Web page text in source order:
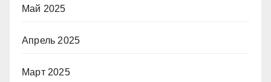
Май 2025
Апрель 2025
Март 2025